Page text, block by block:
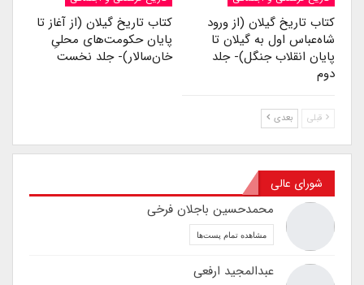
کتاب تاریخ گیلان (از ورود
شاه‌عباس اول به گیلان تا
پایان انقلاب جنگل)- جلد
دوم
کتاب تاریخ گیلان (از آغاز تا
پایان حکومت‌های محلیِ
خان‌سالار)- جلد نخست
قبلی بعدی
شورای عالی
محمدحسین باجلان فرخی
مشاهده تمام پست‌ها
عبدالمجید ارفعی